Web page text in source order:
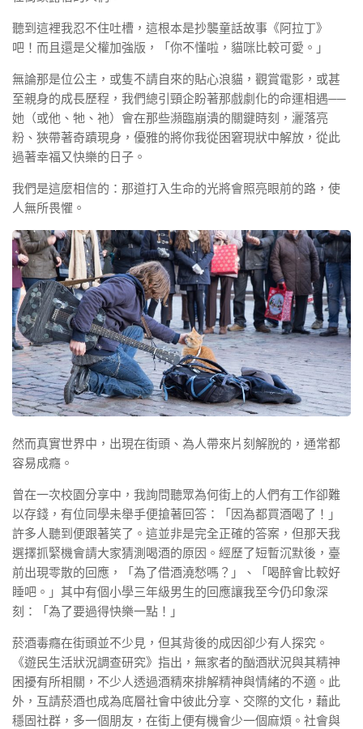
聽到這裡我忍不住吐槽，這根本是抄襲童話故事《阿拉丁》
吧！而且還是父權加強版，「你不懂啦，貓咪比較可愛。」
無論那是位公主，或隻不請自來的貼心浪貓，觀賞電影，或甚
至親身的成長歷程，我們總引頸企盼著那戲劇化的命運相遇──
她（或他、牠、祂）會在那些瀕臨崩潰的關鍵時刻，灑落亮
粉、狹帶著奇蹟現身，優雅的將你我從困窘現狀中解放，從此
過著幸福又快樂的日子。
我們是這麼相信的：那道打入生命的光將會照亮眼前的路，使
人無所畏懼。
然而真實世界中，出現在街頭、為人帶來片刻解脫的，通常都
容易成癮。
曾在一次校園分享中，我詢問聽眾為何街上的人們有工作卻難
以存錢，有位同學未舉手便搶著回答：「因為都買酒喝了！」
許多人聽到便跟著笑了。這並非是完全正確的答案，但那天我
選擇抓緊機會請大家猜測喝酒的原因。經歷了短暫沉默後，臺
前出現零散的回應，「為了借酒澆愁嗎？」、「喝醉會比較好
睡吧。」其中有個小學三年級男生的回應讓我至今仍印象深
刻：「為了要過得快樂一點！」
菸酒毒癮在街頭並不少見，但其背後的成因卻少有人探究。
《遊民生活狀況調查研究》指出，無家者的酗酒狀況與其精神
困擾有所相關，不少人透過酒精來排解精神與情緒的不適。此
外，互請菸酒也成為底層社會中彼此分享、交際的文化，藉此
穩固社群，多一個朋友，在街上便有機會少一個麻煩。社會與